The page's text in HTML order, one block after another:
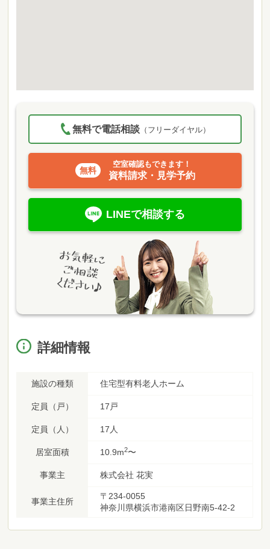
無料で電話相談（フリーダイヤル）
空室確認もできます！
資料請求・見学予約
LINEで相談する
詳細情報
施設の種類 住宅型有料老人ホーム
定員（戸） 17戸
定員（人） 17人
居室面積 10.9m2〜
事業主 株式会社 花実
事業主住所
〒234-0055
神奈川県横浜市港南区日野南5-42-2